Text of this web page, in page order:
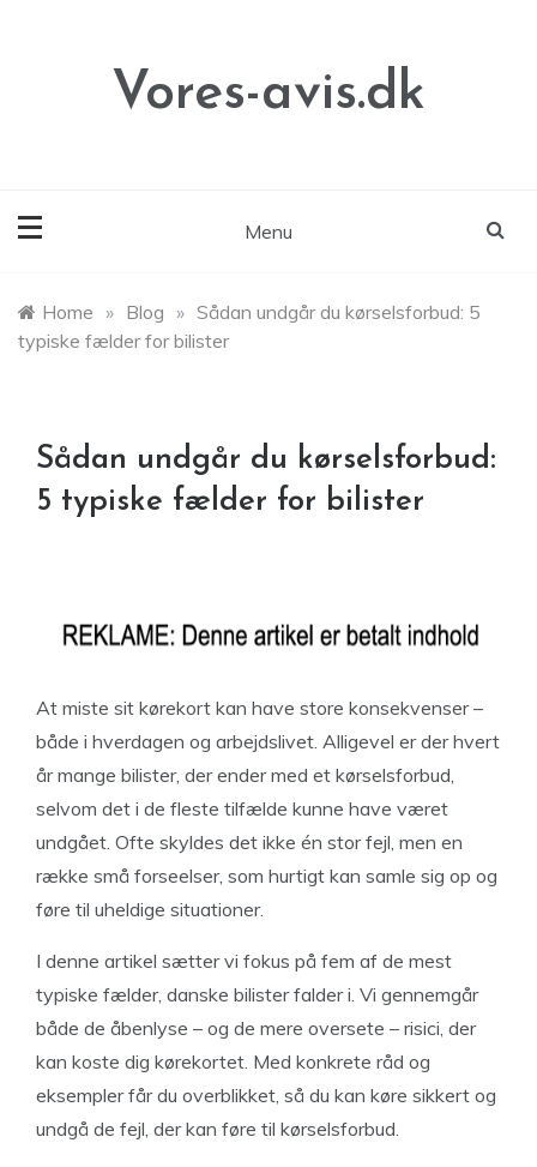
Vores-avis.dk
Menu
Home » Blog » Sådan undgår du kørselsforbud: 5
typiske fælder for bilister
Sådan undgår du kørselsforbud:
5 typiske fælder for bilister
At miste sit kørekort kan have store konsekvenser –
både i hverdagen og arbejdslivet. Alligevel er der hvert
år mange bilister, der ender med et kørselsforbud,
selvom det i de fleste tilfælde kunne have været
undgået. Ofte skyldes det ikke én stor fejl, men en
række små forseelser, som hurtigt kan samle sig op og
føre til uheldige situationer.
I denne artikel sætter vi fokus på fem af de mest
typiske fælder, danske bilister falder i. Vi gennemgår
både de åbenlyse – og de mere oversete – risici, der
kan koste dig kørekortet. Med konkrete råd og
eksempler får du overblikket, så du kan køre sikkert og
undgå de fejl, der kan føre til kørselsforbud.